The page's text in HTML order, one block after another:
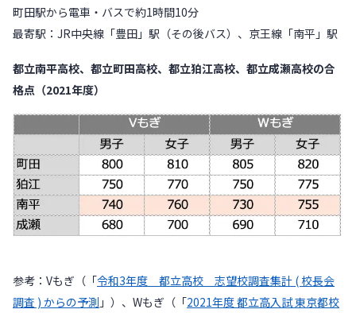
町田駅から電車・バスで約1時間10分
最寄駅：JR中央線「豊田」駅（その後バス）、京王線「南平」駅
都立南平高校、都立町田高校、都立狛江高校、都立成瀬高校の合
格点（2021年度）
参考：Vもぎ（「令和3年度 都立高校 志望校調査集計 ( 校長会
調査 ) からの予測 」）、Wもぎ（「2021年度 都立高入試 東京都校